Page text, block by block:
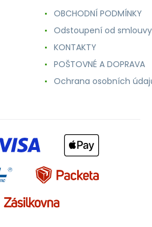
OBCHODNÍ PODMÍNKY
Odstoupení od smlouvy
KONTAKTY
POŠTOVNÉ A DOPRAVA
Ochrana osobních